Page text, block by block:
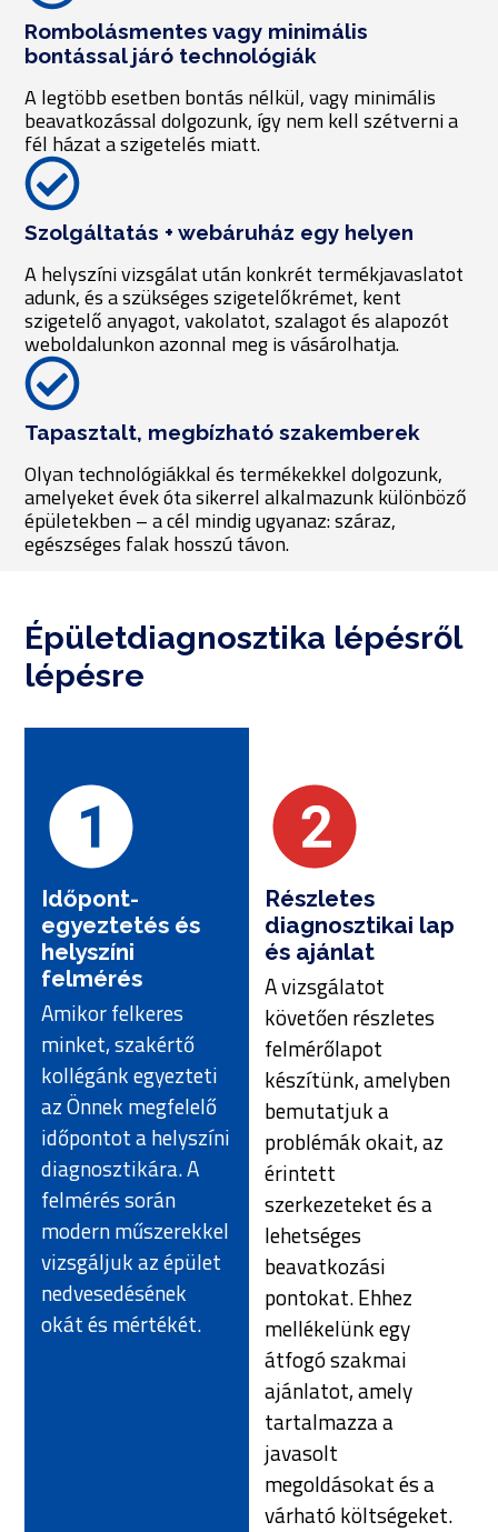
Rombolásmentes vagy minimális
bontással járó technológiák
A legtöbb esetben bontás nélkül, vagy minimális
beavatkozással dolgozunk, így nem kell szétverni a
fél házat a szigetelés miatt.
Szolgáltatás + webáruház egy helyen
A helyszíni vizsgálat után konkrét termékjavaslatot
adunk, és a szükséges szigetelőkrémet, kent
szigetelő anyagot, vakolatot, szalagot és alapozót
weboldalunkon azonnal meg is vásárolhatja.
Tapasztalt, megbízható szakemberek
Olyan technológiákkal és termékekkel dolgozunk,
amelyeket évek óta sikerrel alkalmazunk különböző
épületekben – a cél mindig ugyanaz: száraz,
egészséges falak hosszú távon.
Épületdiagnosztika lépésről
lépésre
Időpont-
egyeztetés és
helyszíni
felmérés
Amikor felkeres
minket, szakértő
kollégánk egyezteti
az Önnek megfelelő
időpontot a helyszíni
diagnosztikára. A
felmérés során
modern műszerekkel
vizsgáljuk az épület
nedvesedésének
okát és mértékét.
Részletes
diagnosztikai lap
és ajánlat
A vizsgálatot
követően részletes
felmérőlapot
készítünk, amelyben
bemutatjuk a
problémák okait, az
érintett
szerkezeteket és a
lehetséges
beavatkozási
pontokat. Ehhez
mellékelünk egy
átfogó szakmai
ajánlatot, amely
tartalmazza a
javasolt
megoldásokat és a
várható költségeket.